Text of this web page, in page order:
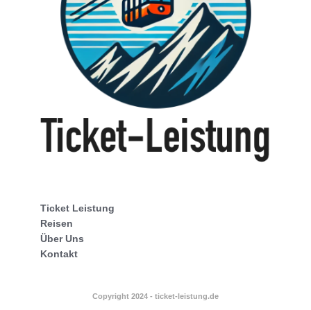
Ticket Leistung
Reisen
Über Uns
Kontakt
Copyright 2024 - ticket-leistung.de